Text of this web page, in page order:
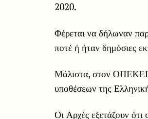
2020.
Φέρεται να δήλωναν
ποτέ ή ήταν δημόσιες
Μάλιστα, στον
υποθέσεων της
Οι Αρχές εξετάζουν ότι